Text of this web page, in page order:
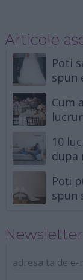
Articole
Poti
spun
Cum
10
dupa
Poți
spun
Newsletter
adresa ta de e-